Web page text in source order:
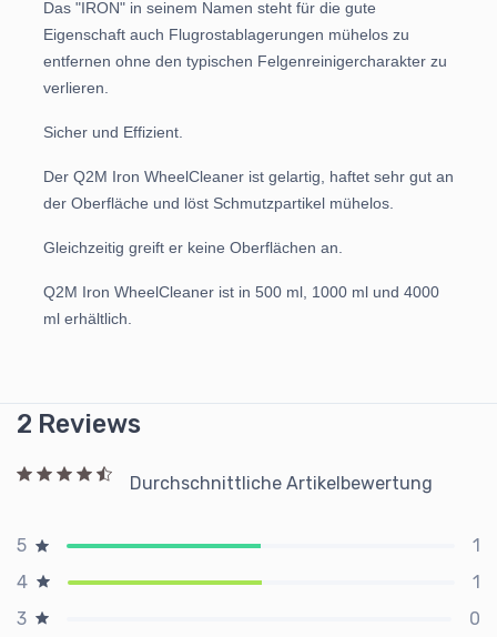
Das "IRON" in seinem Namen steht für die gute
Eigenschaft auch Flugrostablagerungen mühelos zu
entfernen ohne den typischen Felgenreinigercharakter zu
verlieren.
Sicher und Effizient.
Der Q2M Iron WheelCleaner ist gelartig, haftet sehr gut an
der Oberfläche und löst Schmutzpartikel mühelos.
Gleichzeitig greift er keine Oberflächen an.
Q2M Iron WheelCleaner ist in 500 ml, 1000 ml und 4000
ml erhältlich.
2 Reviews
Durchschnittliche Artikelbewertung
5
1
4
1
3
0